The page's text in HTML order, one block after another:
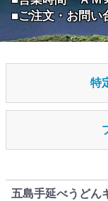
■ご注文・お問
特
五島手延べうどん